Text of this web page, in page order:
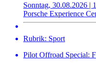
Sonntag, 30.08.2026 |
Porsche Experience
Rubrik: Sport
Pilot Offroad Special: